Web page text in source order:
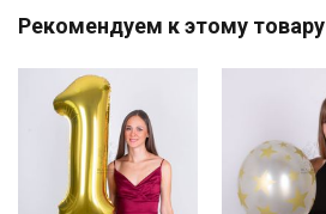
Рекомендуем к этому товару